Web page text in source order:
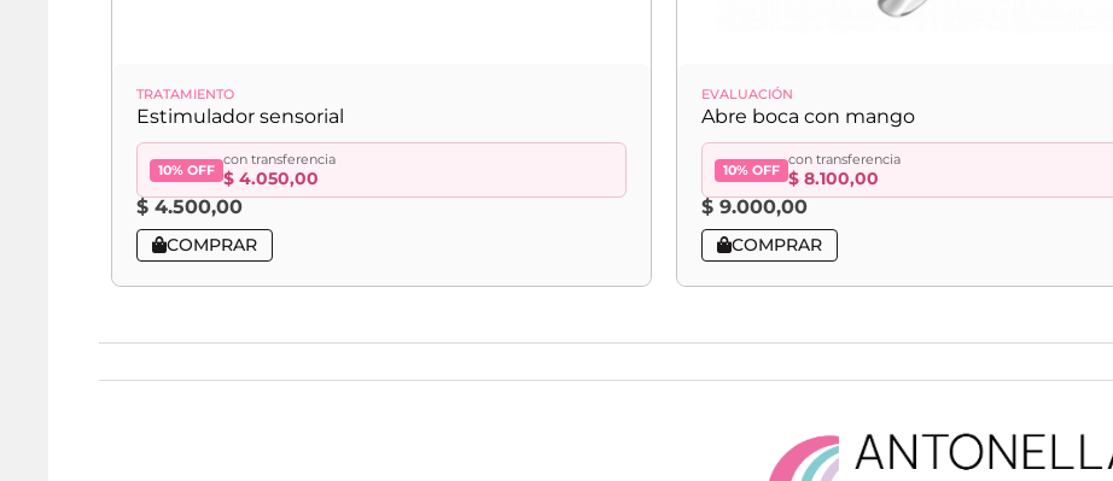
TRATAMIENTO
Estimulador sensorial
10% OFF
con transferencia
$ 4.050,00
$ 4.500,00
COMPRAR
EVALUACIÓN
Abre boca con mango
10% OFF
con transferencia
$8.100,00
$9.000,00
COMPRAR